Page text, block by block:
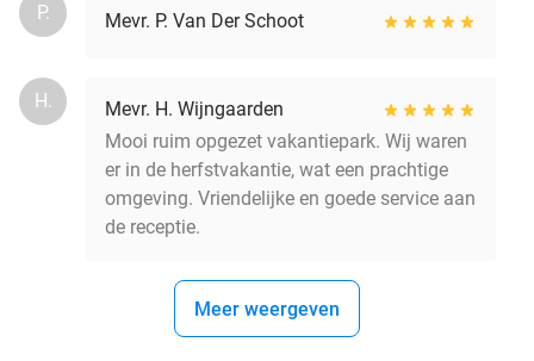
P. Mevr. P. Van Der Schoot
H.
Mevr. H. Wijngaarden
Mooi ruim opgezet vakantiepark. Wij waren
er in de herfstvakantie, wat een prachtige
omgeving. Vriendelijke en goede service aan
de receptie.
Meer weergeven